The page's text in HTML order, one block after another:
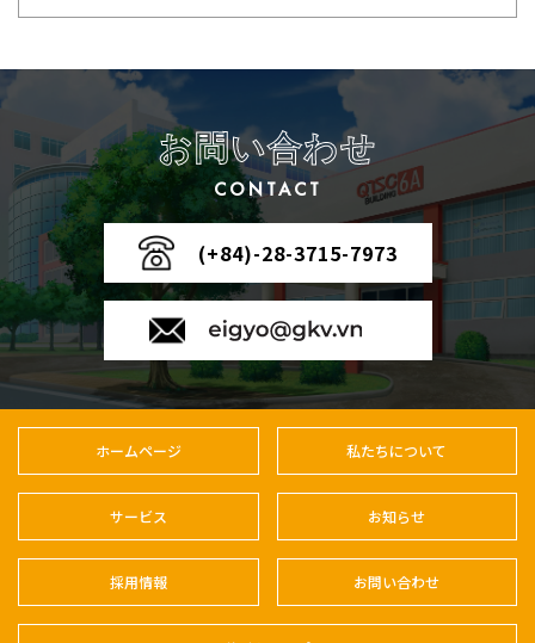
お問い合わせ
CONTACT
(+84)-28-3715-7973
ホームページ 私たちについて
サービス お知らせ
採用情報 お問い合わせ